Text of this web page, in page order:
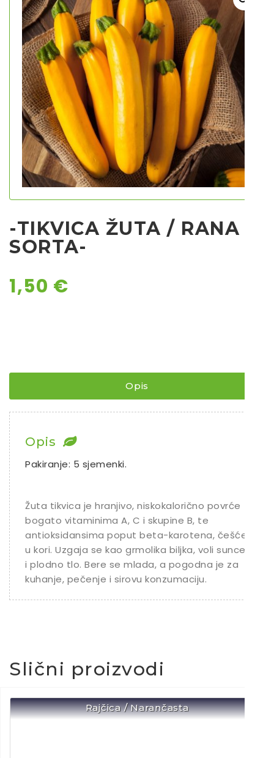
UKRASNO BILJE I TRAJNICE
GRMOVI/DRVEĆE
HIT SEZONE*** VRTNI SLJEZOVI
UKRASNE TRAVE
HORTENZIJE
LJEKOVITO I ZAČINSKO
VOĆE / BOBIČASTO VOĆE
Sjeme
Sjeme povrća
Chili
Ostalo sjeme
-TIKVICA ŽUTA / RANA
SORTA-
1,50 €
Opis
Opis
Pakiranje: 5 sjemenki.
Žuta tikvica je hranjivo, niskokalorično povrće
bogato vitaminima A, C i skupine B, te
antioksidansima poput beta-karotena, češće
u kori. Uzgaja se kao grmolika biljka, voli sunce
i plodno tlo. Bere se mlada, a pogodna je za
kuhanje, pečenje i sirovu konzumaciju.
Slični proizvodi
Rajčica / Narančasta